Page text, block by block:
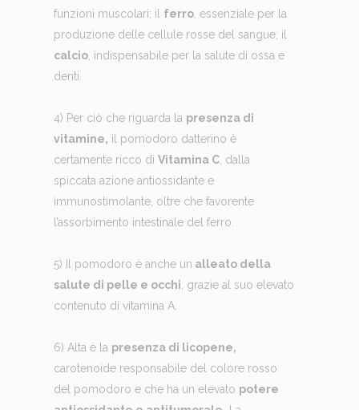
funzioni muscolari; il ferro, essenziale per la
produzione delle cellule rosse del sangue; il
calcio, indispensabile per la salute di ossa e
denti.
4) Per ciò che riguarda la presenza di
vitamine, il pomodoro datterino è
certamente ricco di Vitamina C, dalla
spiccata azione antiossidante e
immunostimolante, oltre che favorente
l’assorbimento intestinale del ferro.
5) Il pomodoro è anche un alleato della
salute di pelle e occhi , grazie al suo elevato
contenuto di vitamina A.
6) Alta è la presenza di licopene,
carotenoide responsabile del colore rosso
del pomodoro e che ha un elevato potere